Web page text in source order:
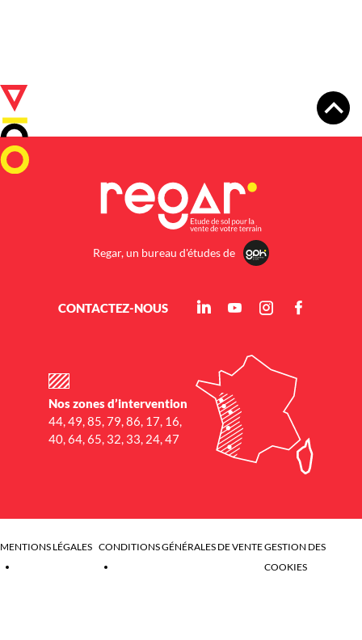
Regar, un bureau d'études de
CONTACTEZ-NOUS
Nos zones d’intervention
44, 49, 85, 79, 86, 17, 16,
40, 64, 65, 32, 33, 24, 47
MENTIONS LÉGALES CONDITIONS GÉNÉRALES DE VENTEGESTION DES
COOKIES